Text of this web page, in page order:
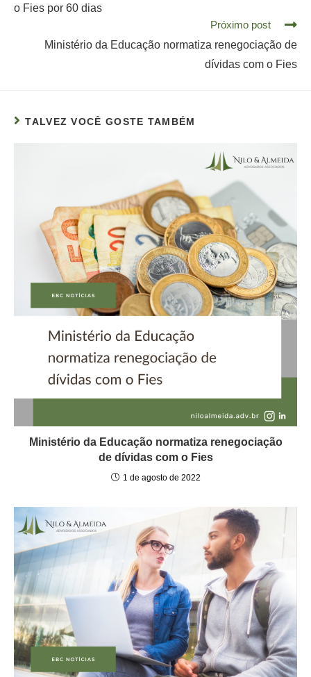
o Fies por 60 dias
Próximo post
Ministério da Educação normatiza renegociação de
dívidas com o Fies
TALVEZ VOCÊ GOSTE TAMBÉM
Ministério da Educação normatiza renegociação
de dívidas com o Fies
1 de agosto de 2022